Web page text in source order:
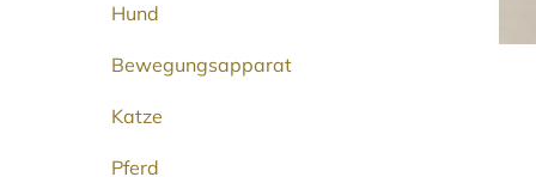
Hund
Bewegungsapparat
Katze
Pferd